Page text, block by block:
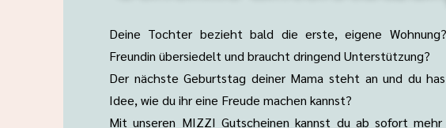
Deine Tochter bezieht bald die erste, eigene
Freundin übersiedelt und braucht dringend Unterstützung?
Der nächste Geburtstag deiner Mama steht an und du
Idee, wie du ihr eine Freude machen kannst?
Mit unseren MIZZI Gutscheinen kannst du ab sofort